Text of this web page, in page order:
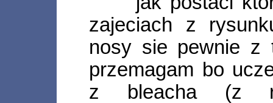
zajeciach z
nosy sie pewnie z
przemagam bo
z bleacha (z